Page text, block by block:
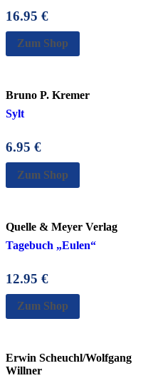
16.95 €
Zum Shop
Bruno P. Kremer
Sylt
6.95 €
Zum Shop
Quelle & Meyer Verlag
Tagebuch „Eulen“
12.95 €
Zum Shop
Erwin Scheuchl/Wolfgang
Willner